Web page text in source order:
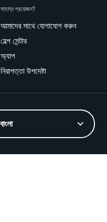
সাহায্য প্রয়োজন?
আমাদের সাথে যোগাযোগ করুন
হেল্প সেন্টার
অ্যাপ
নিরাপত্তা উপদেষ্টা